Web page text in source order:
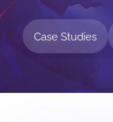
Case Studies